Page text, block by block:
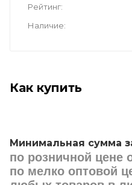
Рейтинг
Наличие
Как купить
Минимальная сумма
по розничной цене
по мелко оптовой